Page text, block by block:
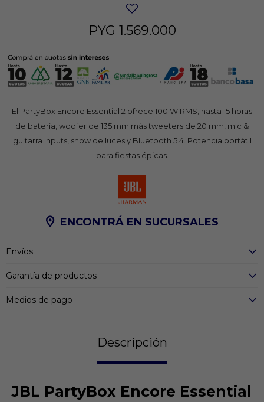
PYG 1.569.000
El PartyBox Encore Essential 2 ofrece 100 W RMS, hasta 15 horas
de batería, woofer de 135 mm más tweeters de 20 mm, mic &
guitarra inputs, show de luces y Bluetooth 5.4. Potencia portátil
para fiestas épicas.
ENCONTRÁ EN SUCURSALES
Envíos
Garantía de productos
Medios de pago
Descripción
JBL PartyBox Encore Essential